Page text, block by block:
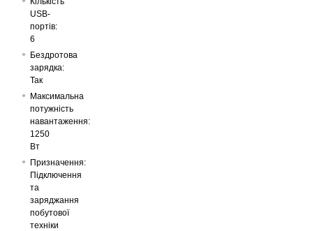
USB-
портів:
6
Бездротова
зарядка:
Так
Максимальна
потужність
навантаження:
1250
Вт
Призначення:
Підключення
та
заряджання
побутової
техніки